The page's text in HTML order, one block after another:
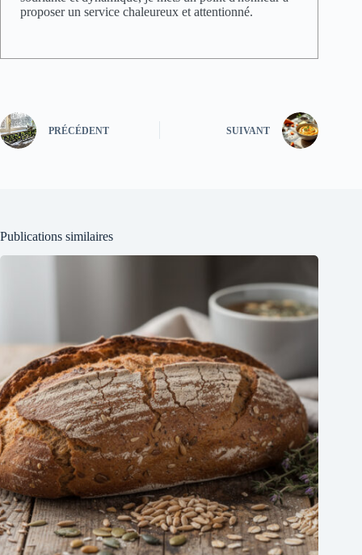
proposer un service chaleureux et attentionné.
PRÉCÉDENT SUIVANT
Publications similaires